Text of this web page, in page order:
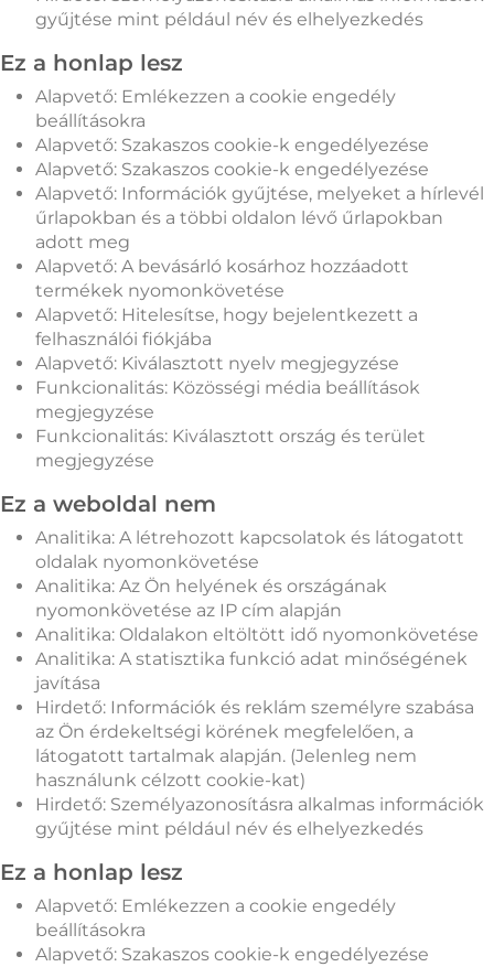
gyűjtése mint például név és elhelyezkedés
Ez a honlap lesz
Alapvető: Emlékezzen a cookie engedély
beállításokra
Alapvető: Szakaszos cookie-k engedélyezése
Alapvető: Szakaszos cookie-k engedélyezése
Alapvető: Információk gyűjtése, melyeket a hírlevél
űrlapokban és a többi oldalon lévő űrlapokban
adott meg
Alapvető: A bevásárló kosárhoz hozzáadott
termékek nyomonkövetése
Alapvető: Hitelesítse, hogy bejelentkezett a
felhasználói fiókjába
Alapvető: Kiválasztott nyelv megjegyzése
Funkcionalitás: Közösségi média beállítások
megjegyzése
Funkcionalitás: Kiválasztott ország és terület
megjegyzése
Ez a weboldal nem
Analitika: A létrehozott kapcsolatok és látogatott
oldalak nyomonkövetése
Analitika: Az Ön helyének és országának
nyomonkövetése az IP cím alapján
Analitika: Oldalakon eltöltött idő nyomonkövetése
Analitika: A statisztika funkció adat minőségének
javítása
Hirdető: Információk és reklám személyre szabása
az Ön érdekeltségi körének megfelelően, a
látogatott tartalmak alapján. (Jelenleg nem
használunk célzott cookie-kat)
Hirdető: Személyazonosításra alkalmas információk
gyűjtése mint például név és elhelyezkedés
Ez a honlap lesz
Alapvető: Emlékezzen a cookie engedély
beállításokra
Alapvető: Szakaszos cookie-k engedélyezése